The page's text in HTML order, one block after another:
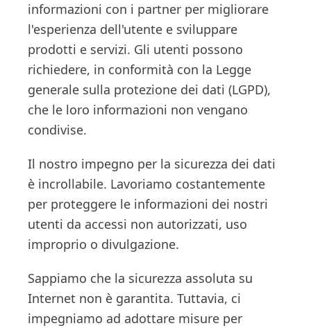
informazioni con i partner per migliorare
l'esperienza dell'utente e sviluppare
prodotti e servizi. Gli utenti possono
richiedere, in conformità con la Legge
generale sulla protezione dei dati (LGPD),
che le loro informazioni non vengano
condivise.
Il nostro impegno per la sicurezza dei dati
è incrollabile. Lavoriamo costantemente
per proteggere le informazioni dei nostri
utenti da accessi non autorizzati, uso
improprio o divulgazione.
Sappiamo che la sicurezza assoluta su
Internet non è garantita. Tuttavia, ci
impegniamo ad adottare misure per